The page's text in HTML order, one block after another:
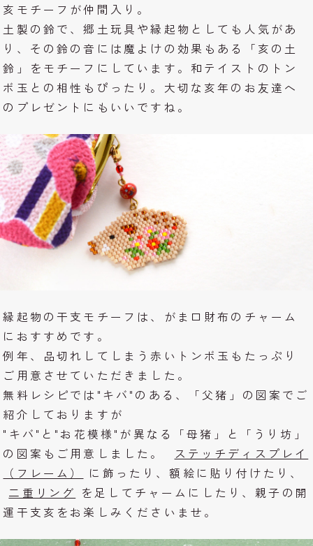
亥モチーフが仲間入り。
土製の鈴で、郷土玩具や縁起物としても人気があ
り、その鈴の音には魔よけの効果もある「亥の土
鈴」をモチーフにしています。和テイストのトン
ボ玉との相性もぴったり。大切な亥年のお友達へ
のプレゼントにもいいですね。
縁起物の干支モチーフは、がま口財布のチャーム
におすすめです。
例年、品切れしてしまう赤いトンボ玉もたっぷり
ご用意させていただきました。
無料レシピでは"キバ"のある、「父猪」の図案でご
紹介しておりますが
"キバ"と"お花模様"が異なる「母猪」と「うり坊」
の図案もご用意しました。
ステッチディスプレイ
（フレーム）
に飾ったり、額絵に貼り付けたり、
二重リング を足してチャームにしたり、親子の開
運干支亥をお楽しみくださいませ。